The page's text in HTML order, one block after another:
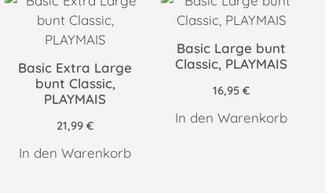
Basic Extra Large
bunt Classic,
PLAYMAIS
21,99€
In den Warenkorb
Basic Large bunt
Classic, PLAYMAIS
16,95€
In den Warenkorb